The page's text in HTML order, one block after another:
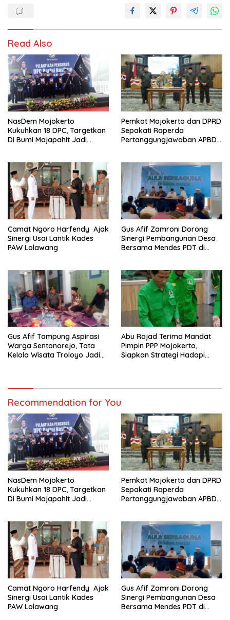
Read Also
NasDem Mojokerto
Kukuhkan 18 DPC, Targetkan
Di Bumi Majapahit Jadi
Pemkot Mojokerto dan DPRD
Sepakati Raperda
Pertanggungjawaban APBD
Camat Ngoro Harfendy Ajak
Sinergi Usai Lantik Kades
PAW Lolawang
Gus Afif Zamroni Dorong
Sinergi Pembangunan Desa
Bersama Mendes PDT di
Gus Afif Tampung Aspirasi
Warga Sentonorejo, Tata
Kelola Wisata Troloyo Jadi
Abu Rojad Terima Mandat
Pimpin PPP Mojokerto,
Siapkan Strategi Hadapi
Recommendation for You
NasDem Mojokerto
Kukuhkan 18 DPC, Targetkan
Di Bumi Majapahit Jadi
Pemkot Mojokerto dan DPRD
Sepakati Raperda
Pertanggungjawaban APBD
Camat Ngoro Harfendy Ajak
Sinergi Usai Lantik Kades
PAW Lolawang
Gus Afif Zamroni Dorong
Sinergi Pembangunan Desa
Bersama Mendes PDT di